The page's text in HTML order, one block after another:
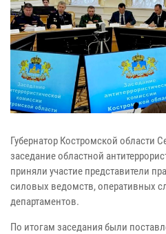
Губернатор Костромской области
заседание областной
приняли участие представители
силовых ведомств, оперативных
департаментов.
По итогам заседания были